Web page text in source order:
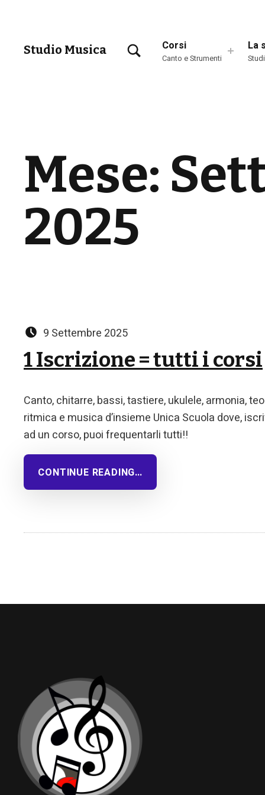
Studio Musica
Corsi
Canto e Strumenti
La
Mese:
2025
Posted on:
9 Settembre 2025
1 Iscrizione = tutti i corsi
Canto, chitarre, bassi, tastiere, ukulele, armonia,
ritmica e musica d’insieme Unica Scuola dove,
ad un corso, puoi frequentarli tutti!!
CONTINUE READING…